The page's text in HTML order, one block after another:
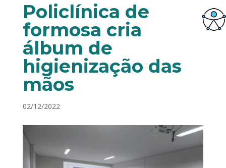
Policlínica de
formosa cria
álbum de
higienização das
mãos
02/12/2022